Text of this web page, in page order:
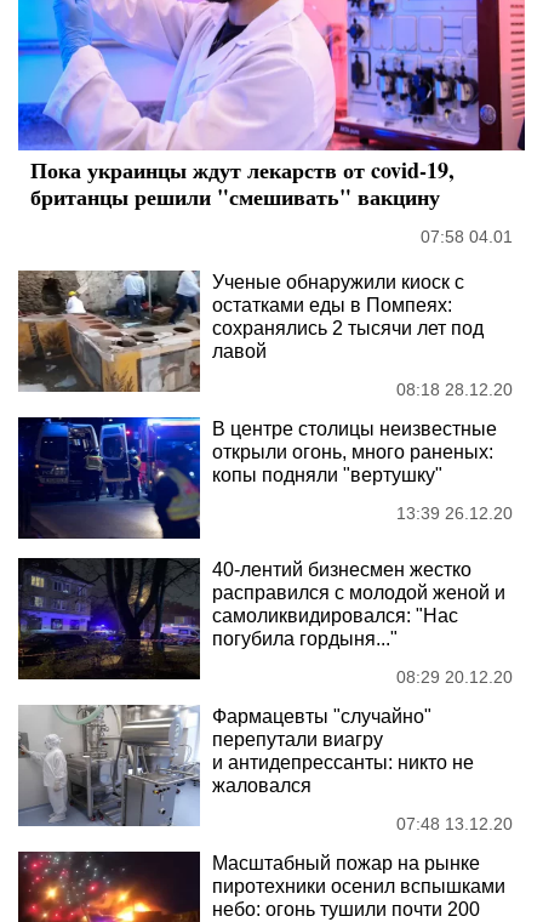
Пока украинцы ждут лекарств от covid-19,
британцы решили "смешивать" вакцину
07:58 04.01
Ученые обнаружили киоск с
остатками еды в Помпеях:
сохранялись 2 тысячи лет под
лавой
08:18 28.12.20
В центре столицы неизвестные
открыли огонь, много раненых:
копы подняли "вертушку"
13:39 26.12.20
40-лентий бизнесмен жестко
расправился с молодой женой и
самоликвидировался: "Нас
погубила гордыня..."
08:29 20.12.20
Фармацевты "случайно"
перепутали виагру
и антидепрессанты: никто не
жаловался
07:48 13.12.20
Масштабный пожар на рынке
пиротехники осенил вспышками
небо: огонь тушили почти 200